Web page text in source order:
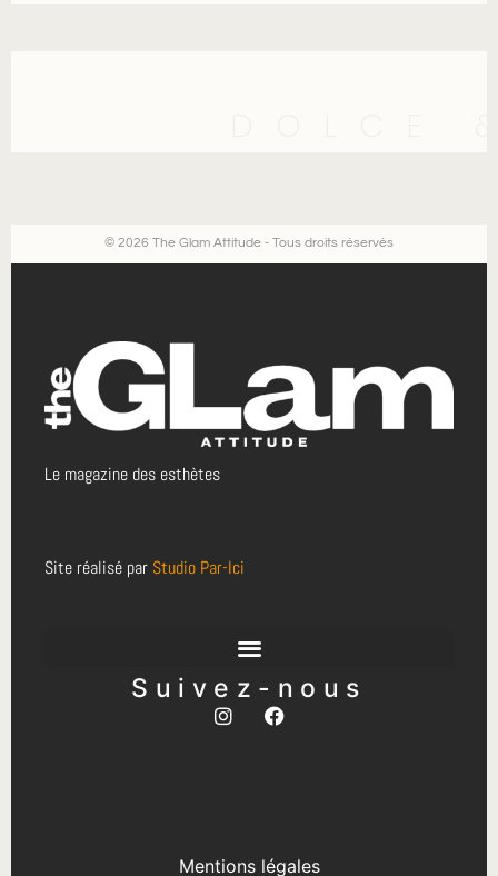
© 2026 The Glam Attitude - Tous droits réservés
Le magazine des esthètes
Site réalisé par Studio Par-Ici
Suivez-nous
Mentions légales